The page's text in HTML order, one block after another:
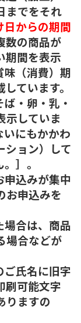
までをそれ
日からの期間
数の商品が
期間を表示
味（消費）期
ています。
・卵・乳・
示していま
いにもかかわ
ション）して
］。
込みが集中
お申込みを
場合は、商品
場合などが
ご氏名に旧字
刷可能文字
りますの